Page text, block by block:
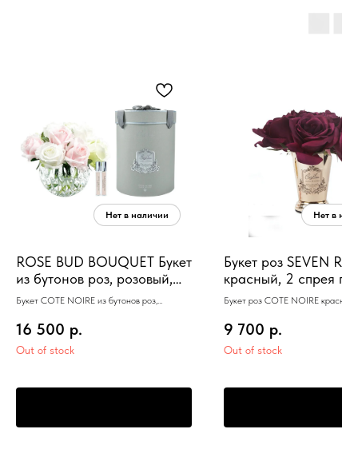
ROSE BUD BOUQUET Букет
из бутонов роз, розовый,
зеленый и белый, 2 спрея
Букет COTE NOIRE из бутонов роз,
16 500 р.
Out of stock
Букет роз SEVEN
красный, 2 спрея
21х17х17 см
Букет роз COTE NOIRE
9 700 р.
Out of stock